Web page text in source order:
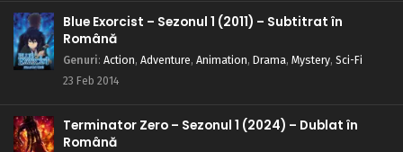
Blue Exorcist – Sezonul 1 (2011) – Subtitrat în
Română
Genuri: Action, Adventure, Animation, Drama, Mystery, Sci-Fi
23 Feb 2014
Terminator Zero – Sezonul 1 (2024) – Dublat în
Română